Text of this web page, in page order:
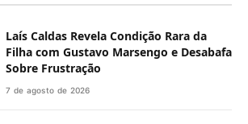
Laís Caldas Revela Condição Rara da
Filha com Gustavo Marsengo e Desabafa
Sobre Frustração
7 de agosto de 2026